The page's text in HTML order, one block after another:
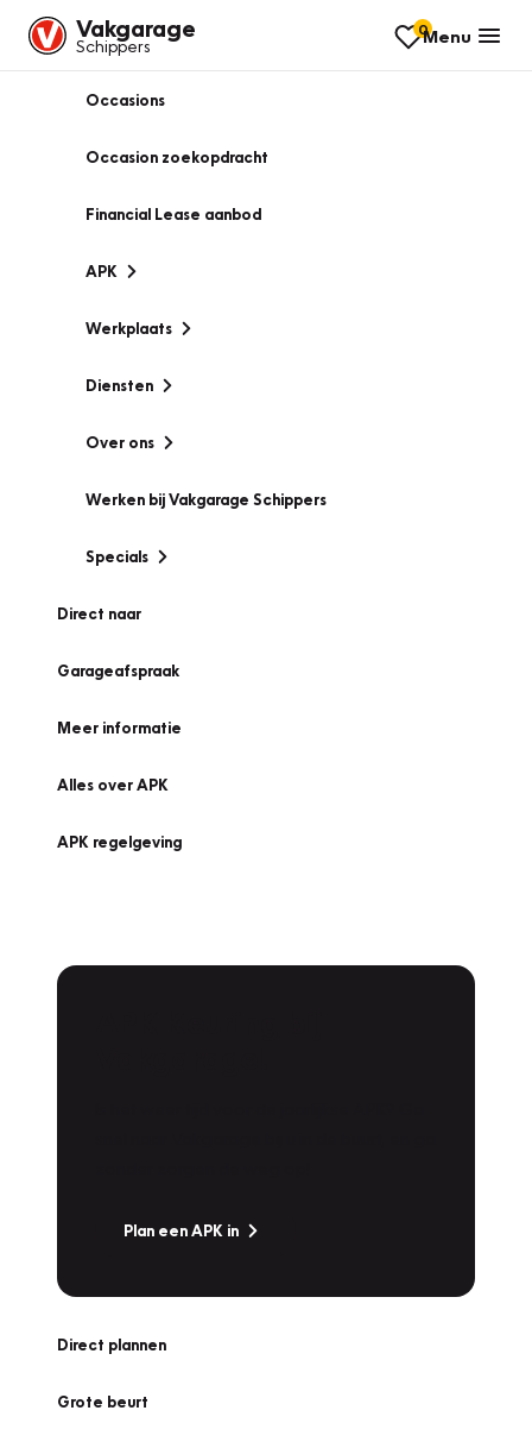
Vakgarage
Schippers
0Menu
Occasions
Occasion zoekopdracht
Financial Lease aanbod
APK
Werkplaats
Diensten
Over ons
Werken bij Vakgarage Schippers
Specials
Direct naar
Garageafspraak
Meer informatie
Alles over APK
APK regelgeving
Plan een APK in
Direct plannen
Grote beurt